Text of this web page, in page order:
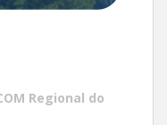
Regional do